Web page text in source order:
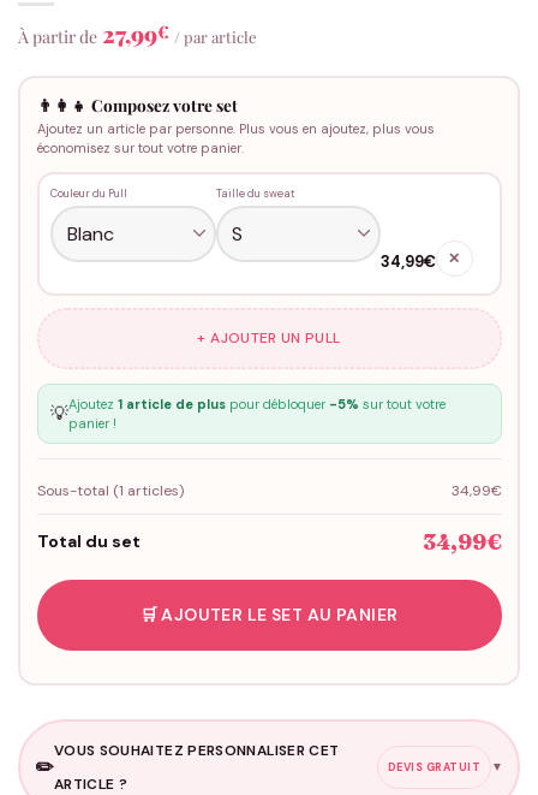
À partir de 27,99€ / par article
👨‍👩‍👧 Composez votre set
Ajoutez un article par personne. Plus vous en ajoutez, plus vous
économisez sur tout votre panier.
Couleur du Pull Taille du sweat
34,99€ ✕
+ AJOUTER UN PULL
💡Ajoutez 1 article de pluspour débloquer -5% sur tout votre
panier !
Sous-total (1 articles) 34,99€
Total du set 34,99€
🛒 AJOUTER LE SET AU PANIER
✏️
VOUS SOUHAITEZ PERSONNALISER CET
ARTICLE ?
DEVIS GRATUIT ▼